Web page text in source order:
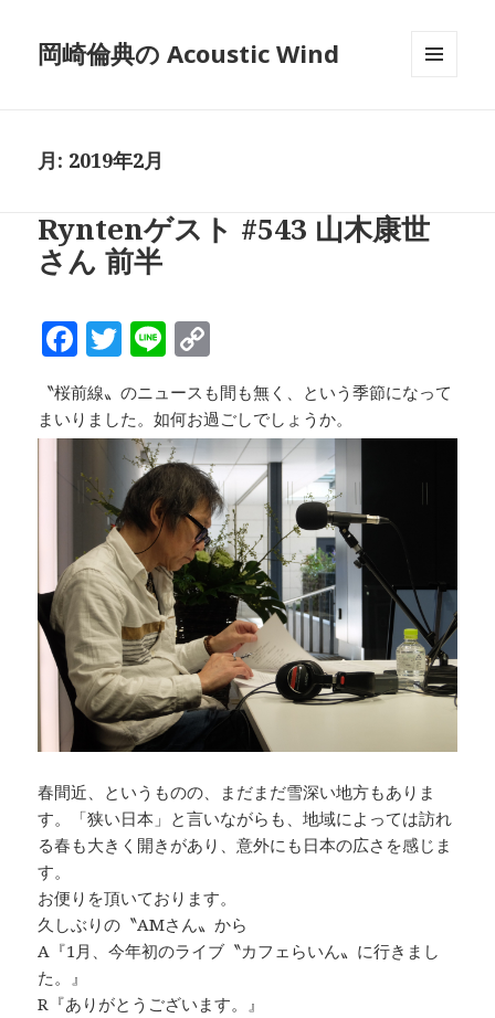
岡崎倫典の Acoustic Wind
月: 2019年2月
Ryntenゲスト #543 山木康世
さん 前半
F
a
c
e
b
o
o
k
T
it
te
r
Li
e
o
p
y
Li
n
k
〝桜前線〟のニュースも間も無く、という季節になって
まいりました。如何お過ごしでしょうか。
春間近、というものの、まだまだ雪深い地方もありま
す。「狭い日本」と言いながらも、地域によっては訪れ
る春も大きく開きがあり、意外にも日本の広さを感じま
す。
お便りを頂いております。
久しぶりの〝AMさん〟から
A『1月、今年初のライブ〝カフェらいん〟に行きまし
た。』
R『ありがとうございます。』